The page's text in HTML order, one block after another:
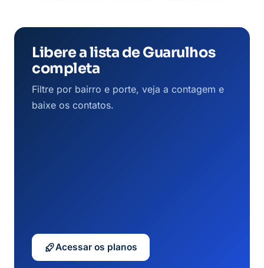
Libere a lista de Guarulhos
completa
Filtre por bairro e porte, veja a contagem e
baixe os contatos.
Acessar os planos